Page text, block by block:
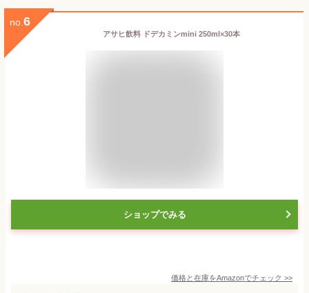
no. 6
アサヒ飲料 ドデカミンmini 250ml×30本
ショップでみる
価格と在庫をAmazonでチェック >>